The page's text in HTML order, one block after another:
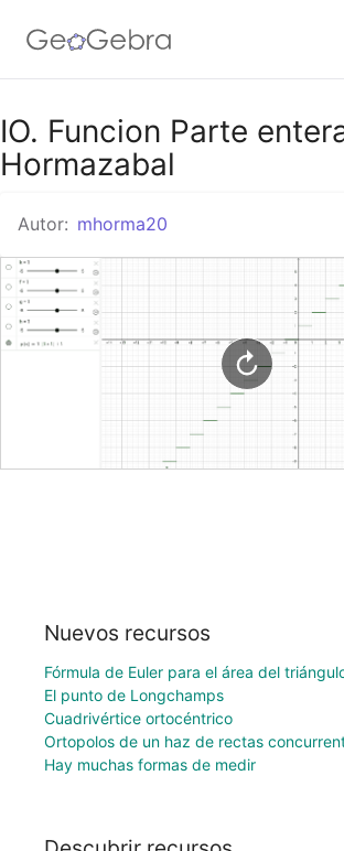
Google Classroom
IO. Funcion Parte
Hormazabal
Autor: mhorma20
Nuevos recursos
Fórmula de Euler para el área del
El punto de Longchamps
Cuadrivértice ortocéntrico
Ortopolos de un haz de rectas
Hay muchas formas de medir